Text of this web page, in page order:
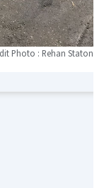
Photo : Rehan Staton